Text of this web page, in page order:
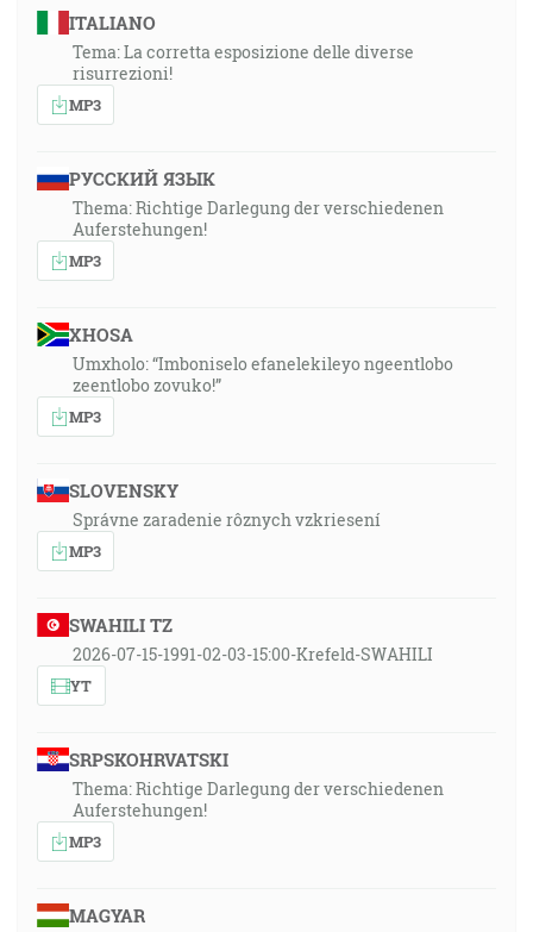
ITALIANO
Tema: La corretta esposizione delle diverse
risurrezioni!
MP3
РУССКИЙ ЯЗЫК
Thema: Richtige Darlegung der verschiedenen
Auferstehungen!
MP3
XHOSA
Umxholo: “Imboniselo efanelekileyo ngeentlobo
zeentlobo zovuko!”
MP3
SLOVENSKY
Správne zaradenie rôznych vzkriesení
MP3
SWAHILI TZ
2026-07-15-1991-02-03-15:00-Krefeld-SWAHILI
YT
SRPSKOHRVATSKI
Thema: Richtige Darlegung der verschiedenen
Auferstehungen!
MP3
MAGYAR